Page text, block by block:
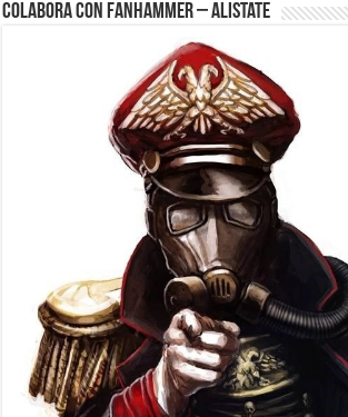
Colabora con FanHammer – Alistate